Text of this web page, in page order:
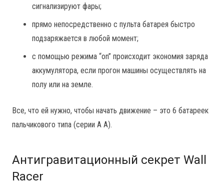
сигнализируют фары;
прямо непосредственно с пульта батарея быстро
подзаряжается в любой момент;
с помощью режима “on” происходит экономия заряда
аккумулятора, если прогон машины осуществлять на
полу или на земле.
Все, что ей нужно, чтобы начать движение – это 6 батареек
пальчикового типа (серии А А).
Антигравитационный секрет Wall
Racer